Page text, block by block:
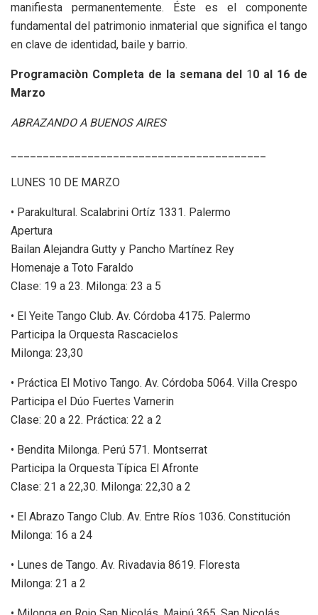
manifiesta permanentemente. Éste es el componente
fundamental del patrimonio inmaterial que significa el tango
en clave de identidad, baile y barrio.
Programaciòn Completa de la semana del 10 al 16 de
Marzo
ABRAZANDO A BUENOS AIRES
LUNES 10 DE MARZO
• Parakultural. Scalabrini Ortíz 1331. Palermo
Apertura
Bailan Alejandra Gutty y Pancho Martínez Rey
Homenaje a Toto Faraldo
Clase: 19 a 23. Milonga: 23 a 5
• El Yeite Tango Club. Av. Córdoba 4175. Palermo
Participa la Orquesta Rascacielos
Milonga: 23,30
• Práctica El Motivo Tango. Av. Córdoba 5064. Villa Crespo
Participa el Dúo Fuertes Varnerin
Clase: 20 a 22. Práctica: 22 a 2
• Bendita Milonga. Perú 571. Montserrat
Participa la Orquesta Típica El Afronte
Clase: 21 a 22,30. Milonga: 22,30 a 2
• El Abrazo Tango Club. Av. Entre Ríos 1036. Constitución
Milonga: 16 a 24
• Lunes de Tango. Av. Rivadavia 8619. Floresta
Milonga: 21 a 2